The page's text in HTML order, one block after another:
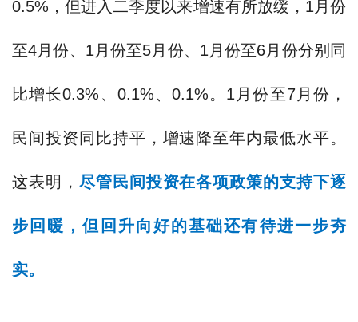
0.5%，但进入二季度以来增速有所放缓，1月份
至4月份、1月份至5月份、1月份至6月份分别同
比增长0.3%、0.1%、0.1%。1月份至7月份，
民间投资同比持平，增速降至年内最低水平。
这表明， 尽管民间投资在各项政策的支持下逐
步回暖，但回升向好的基础还有待进一步夯
实。